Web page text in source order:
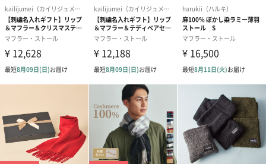
マフラーを薄紙で丁寧に包んでお届けいたします。
※香水は専用BOX内には同梱せずお送りします。
カシミヤってどんな素材？
カシミヤは柔らかくて軽く、上品な光沢感があり「繊維の宝石」
と呼ばれています。毛が獲れるカシミヤヤギ は、寒暖の激しい地
域にしか生息しておりません。 非常に希少性が高く、カシミヤ自